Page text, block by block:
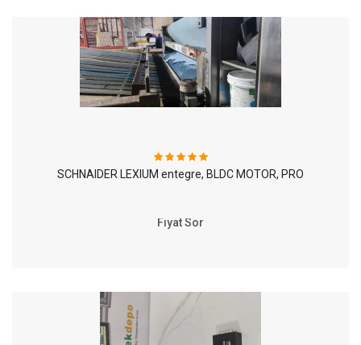
SCHNAIDER LEXIUM entegre, BLDC MOTOR, PRO
Fiyat Sor